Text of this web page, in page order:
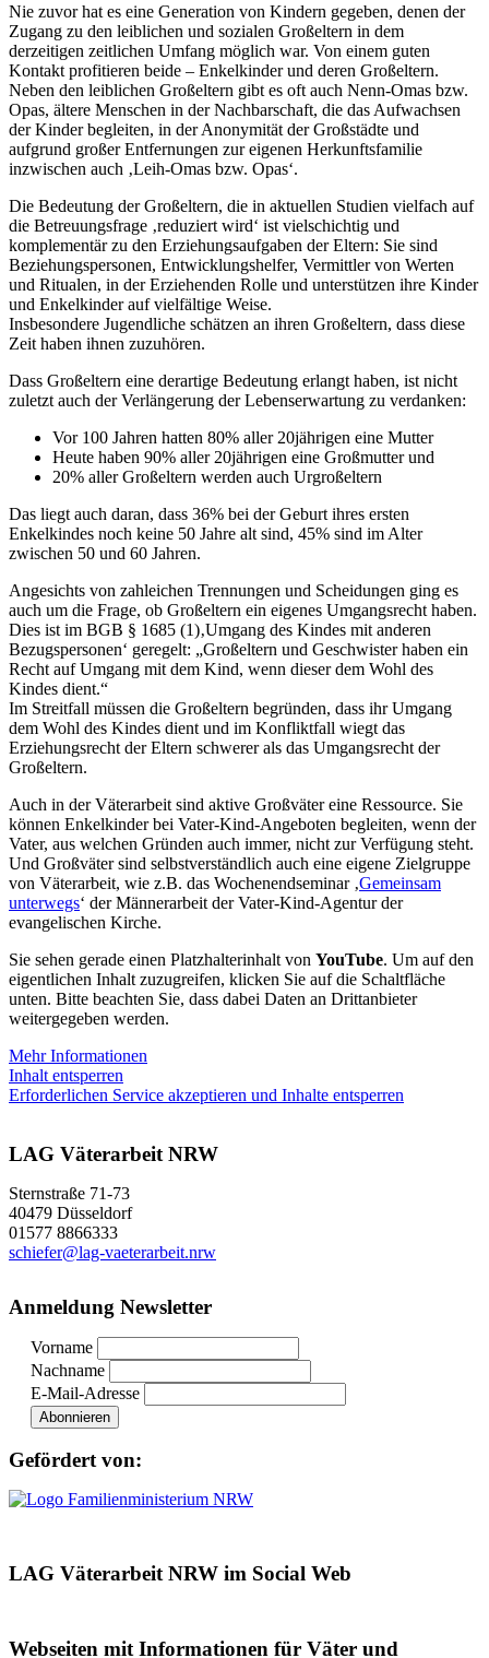
Nie zuvor hat es eine Generation von Kindern gegeben, denen der
Zugang zu den leiblichen und sozialen Großeltern in dem
derzeitigen zeitlichen Umfang möglich war. Von einem guten
Kontakt profitieren beide – Enkelkinder und deren Großeltern.
Neben den leiblichen Großeltern gibt es oft auch Nenn-Omas bzw.
Opas, ältere Menschen in der Nachbarschaft, die das Aufwachsen
der Kinder begleiten, in der Anonymität der Großstädte und
aufgrund großer Entfernungen zur eigenen Herkunftsfamilie
inzwischen auch ‚Leih-Omas bzw. Opas‘.
Die Bedeutung der Großeltern, die in aktuellen Studien vielfach auf
die Betreuungsfrage ‚reduziert wird‘ ist vielschichtig und
komplementär zu den Erziehungsaufgaben der Eltern: Sie sind
Beziehungspersonen, Entwicklungshelfer, Vermittler von Werten
und Ritualen, in der Erziehenden Rolle und unterstützen ihre Kinder
und Enkelkinder auf vielfältige Weise.
Insbesondere Jugendliche schätzen an ihren Großeltern, dass diese
Zeit haben ihnen zuzuhören.
Dass Großeltern eine derartige Bedeutung erlangt haben, ist nicht
zuletzt auch der Verlängerung der Lebenserwartung zu verdanken:
Vor 100 Jahren hatten 80% aller 20jährigen eine Mutter
Heute haben 90% aller 20jährigen eine Großmutter und
20% aller Großeltern werden auch Urgroßeltern
Das liegt auch daran, dass 36% bei der Geburt ihres ersten
Enkelkindes noch keine 50 Jahre alt sind, 45% sind im Alter
zwischen 50 und 60 Jahren.
Angesichts von zahleichen Trennungen und Scheidungen ging es
auch um die Frage, ob Großeltern ein eigenes Umgangsrecht haben.
Dies ist im BGB § 1685 (1)‚Umgang des Kindes mit anderen
Bezugspersonen‘ geregelt: „Großeltern und Geschwister haben ein
Recht auf Umgang mit dem Kind, wenn dieser dem Wohl des
Kindes dient.“
Im Streitfall müssen die Großeltern begründen, dass ihr Umgang
dem Wohl des Kindes dient und im Konfliktfall wiegt das
Erziehungsrecht der Eltern schwerer als das Umgangsrecht der
Großeltern.
Auch in der Väterarbeit sind aktive Großväter eine Ressource. Sie
können Enkelkinder bei Vater-Kind-Angeboten begleiten, wenn der
Vater, aus welchen Gründen auch immer, nicht zur Verfügung steht.
Und Großväter sind selbstverständlich auch eine eigene Zielgruppe
von Väterarbeit, wie z.B. das Wochenendseminar ‚Gemeinsam
unterwegs‘ der Männerarbeit der Vater-Kind-Agentur der
evangelischen Kirche.
Sie sehen gerade einen Platzhalterinhalt von YouTube. Um auf den
eigentlichen Inhalt zuzugreifen, klicken Sie auf die Schaltfläche
unten. Bitte beachten Sie, dass dabei Daten an Drittanbieter
weitergegeben werden.
Mehr Informationen
Inhalt entsperren
Erforderlichen Service akzeptieren und Inhalte entsperren
LAG Väterarbeit NRW
Sternstraße 71-73
40479 Düsseldorf
01577 8866333
schiefer@lag-vaeterarbeit.nrw
Anmeldung Newsletter
Vorname
Nachname
E-Mail-Adresse
Gefördert von:
LAG Väterarbeit NRW im Social Web
Webseiten mit Informationen für Väter und